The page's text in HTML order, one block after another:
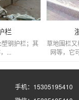
栏
钢护栏；其
...
草地围栏
网等，它
手机：15305195410